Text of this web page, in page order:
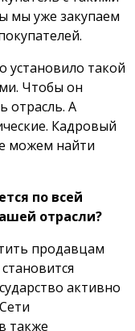
мы уже закупаем
установило такой
Чтобы он
отрасль. А
Кадровый
можем найти
по всей
отрасли?
продавцам
активно
также